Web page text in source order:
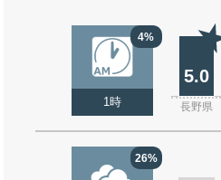
4%
1時
5.0
長野県
26%